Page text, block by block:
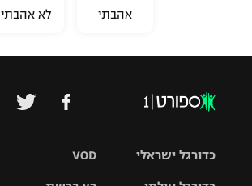
אהבתי לא אהבתי
VOD כדורגל ישראלי